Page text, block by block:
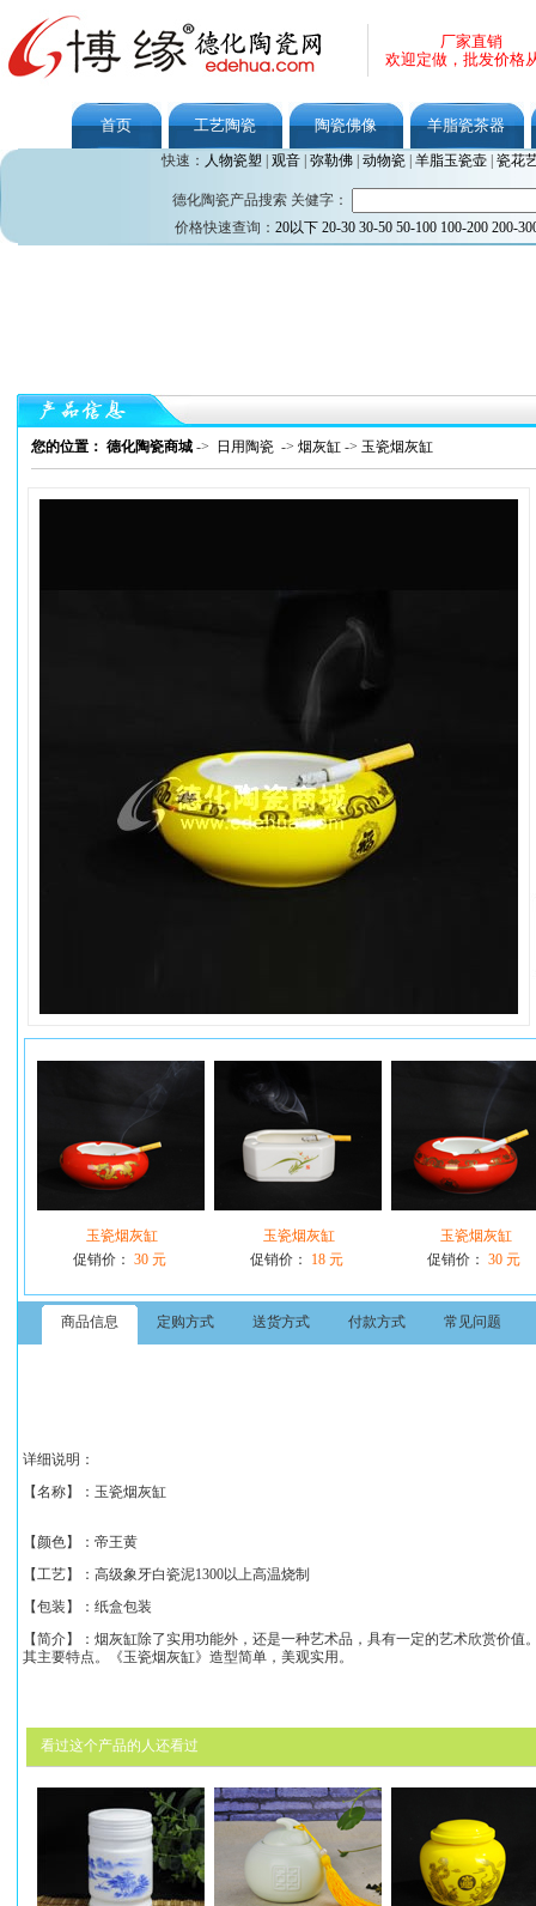
厂家直销
欢迎定做，批发价格
首页 工艺陶瓷 陶瓷佛像 羊脂瓷茶器
快速： 人物瓷塑 观音| 弥勒佛| 动物瓷| 羊脂玉瓷壶| 瓷花
德化陶瓷产品搜索 关健字：
价格快速查询： 20以下 20-30 30-50 50-100 100-200 200-
您的位置： 德化陶瓷商城 -> 日用陶瓷 -> 烟灰缸 -> 玉瓷烟灰缸
玉瓷烟灰缸
促销价： 30 元
玉瓷烟灰缸
促销价：
18 元
玉瓷烟灰缸
促销价： 30 元
商品信息 定购方式 送货方式 付款方式 常见问题
详细说明：
【名称】： 玉瓷烟灰缸
【颜色】：帝王黄
【工艺】：高级象牙白瓷泥1300以上高温烧制
【包装】：纸盒包装
【简介】：烟灰缸除了实用功能外，还是一种艺术品，具有一定的艺术欣赏价
其主要特点。《玉瓷烟灰缸》造型简单，美观实用。
看过这个产品的人还看过